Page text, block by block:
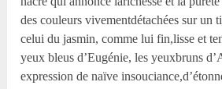
des couleurs vivementdétachées sur un
celui du jasmin, comme lui fin,lisse et
yeux bleus d’Eugénie, les yeuxbruns
expression de naïve